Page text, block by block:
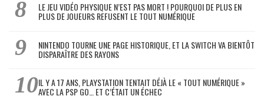
LE JEU VIDÉO PHYSIQUE N’EST PAS MORT ! POURQUOI DE PLUS EN
PLUS DE JOUEURS REFUSENT LE TOUT NUMÉRIQUE
NINTENDO TOURNE UNE PAGE HISTORIQUE, ET LA SWITCH VA BIENTÔT
DISPARAÎTRE DES RAYONS
IL Y A 17 ANS, PLAYSTATION TENTAIT DÉJÀ LE « TOUT NUMÉRIQUE »
AVEC LA PSP GO… ET C’ÉTAIT UN ÉCHEC